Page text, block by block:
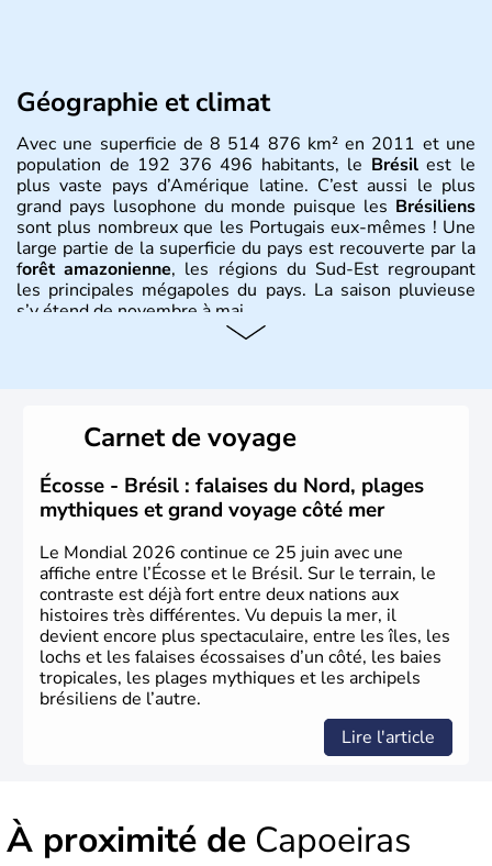
Géographie et climat
Avec une superficie de 8 514 876 km² en 2011 et une
population de 192 376 496 habitants, le Brésilest le
plus vaste pays d’Amérique latine. C’est aussi le plus
grand pays lusophone du monde puisque les Brésiliens
sont plus nombreux que les Portugais eux-mêmes ! Une
large partie de la superficie du pays est recouverte par la
forêt amazonienne, les régions du Sud-Est regroupant
les principales mégapoles du pays. La saison pluvieuse
s’y étend de novembre à mai.
du Brésil ont été atteintes par le portugais Cabral en
1500. Durant le XVIe siècle, de très nombreux esclaves
venus d'Afrique ont permis une large exploitation des
ressources en sucre du pays.
Carnet de voyage
Écosse - Brésil : falaises du Nord, plages
mythiques et grand voyage côté mer
Le Mondial 2026 continue ce 25 juin avec une
affiche entre l’Écosse et le Brésil. Sur le terrain, le
contraste est déjà fort entre deux nations aux
histoires très différentes. Vu depuis la mer, il
devient encore plus spectaculaire, entre les îles, les
lochs et les falaises écossaises d’un côté, les baies
tropicales, les plages mythiques et les archipels
brésiliens de l’autre.
Lire l'article
À proximité de Capoeiras